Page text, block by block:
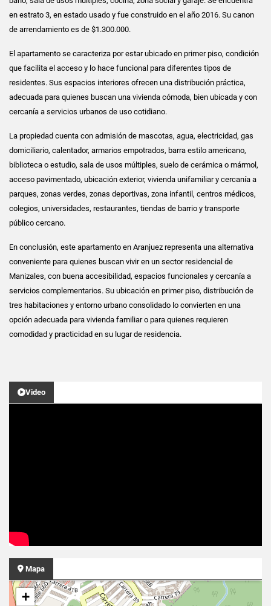
en estrato 3, en estado usado y fue construido en el año 2016. Su canon
de arrendamiento es de $1.300.000.
El apartamento se caracteriza por estar ubicado en primer piso, condición
que facilita el acceso y lo hace funcional para diferentes tipos de
residentes. Sus espacios interiores ofrecen una distribución práctica,
adecuada para quienes buscan una vivienda cómoda, bien ubicada y con
cercanía a servicios urbanos de uso cotidiano.
La propiedad cuenta con admisión de mascotas, agua, electricidad, gas
domiciliario, calentador, armarios empotrados, barra estilo americano,
biblioteca o estudio, sala de usos múltiples, suelo de cerámica o mármol,
acceso pavimentado, ubicación exterior, vivienda unifamiliar y cercanía a
parques, zonas verdes, zonas deportivas, zona infantil, centros médicos,
colegios, universidades, restaurantes, tiendas de barrio y transporte
público cercano.
En conclusión, este apartamento en Aranjuez representa una alternativa
conveniente para quienes buscan vivir en un sector residencial de
Manizales, con buena accesibilidad, espacios funcionales y cercanía a
servicios complementarios. Su ubicación en primer piso, distribución de
tres habitaciones y entorno urbano consolidado lo convierten en una
opción adecuada para vivienda familiar o para quienes requieren
comodidad y practicidad en su lugar de residencia.
Video
Mapa
+